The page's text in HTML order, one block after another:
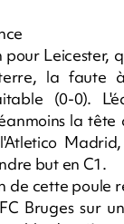
pour Leicester,
la faute
(0-0).
la
but en C1.
de cette poule
Bruges sur